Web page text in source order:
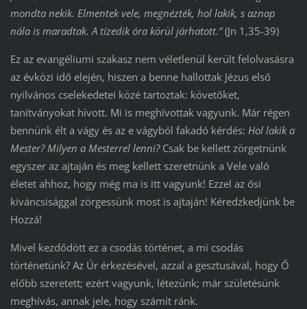
mondta nekik. Elmentek vele, megnézték, hol lakik, s aznap
nála is maradtak. A tízedik óra körül járhatott.”(Jn 1,35-39)
Ez az evangéliumi szakasz nem véletlenül került felolvasásra
az évközi idő elején, hiszen a benne hallottak Jézus első
nyilvános cselekedetei közé tartoztak: követőket,
tanítványokat hívott. Mi is meghívottak vagyunk. Már régen
bennünk élt a vágy és az e vágyból fakadó kérdés: Hol lakik a
Mester? Milyen a Mesterrel lenni?Csak be kellett zörgetnünk
egyszer az ajtaján és meg kellett szeretnünk a Vele való
életet ahhoz, hogy még ma is itt vagyunk! Ezzel az ősi
kíváncsisággal zörgessünk most is ajtaján! Kéredzkedjünk be
Hozzá!
Mivel kezdődött ez a csodás történet, a mi csodás
történetünk? Az Úr érkezésével, azzal a gesztusával, hogy Ő
előbb szeretett; ezért vagyunk, létezünk; már születésünk
meghívás, annak jele, hogy számít ránk.